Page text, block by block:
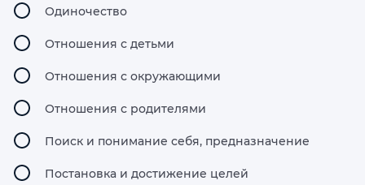
Одиночество
Отношения с детьми
Отношения с окружающими
Отношения с родителями
Поиск и понимание себя, предназначение
Постановка и достижение целей